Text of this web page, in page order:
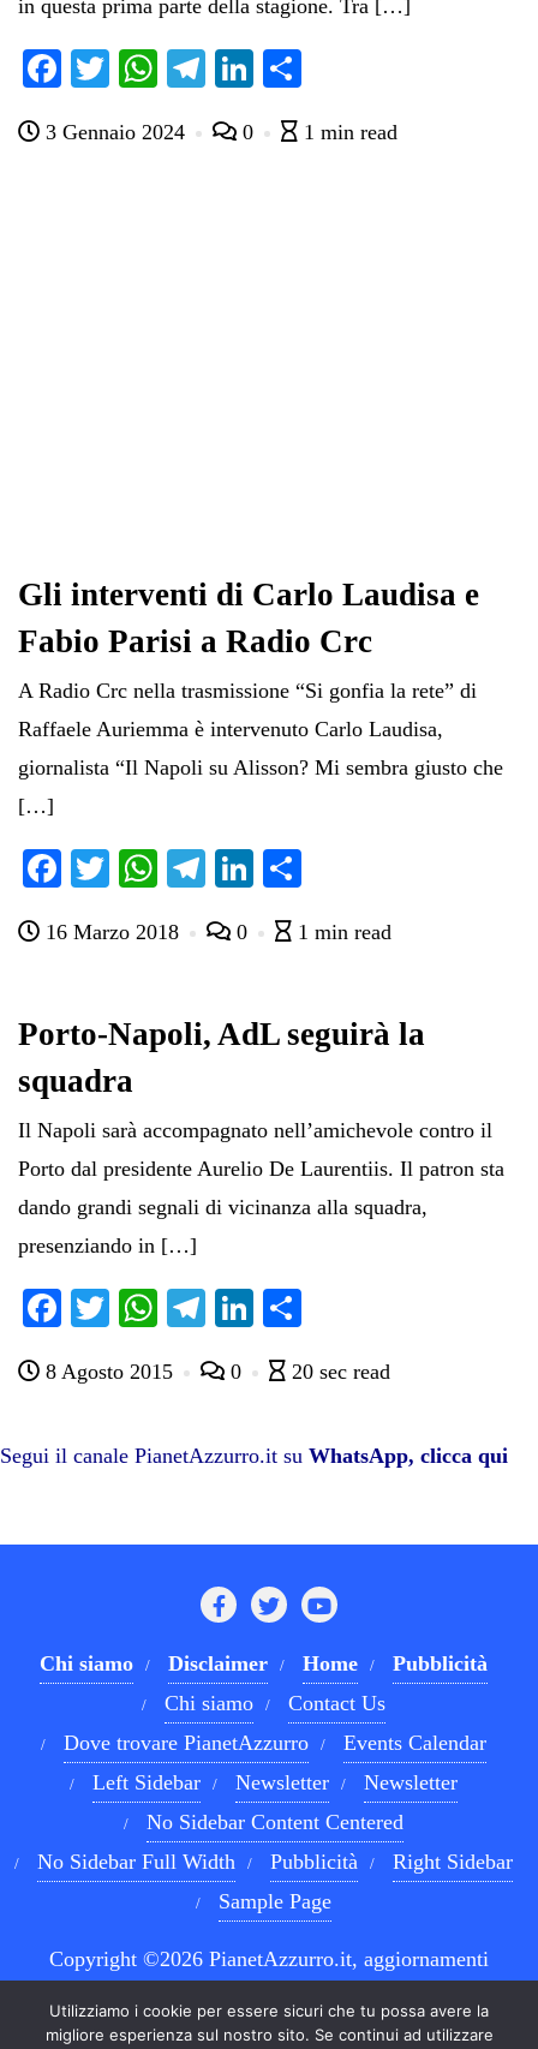
in questa prima parte della stagione. Tra […]
Fa
bo
T
tte
W
ts
Te
gr
Li
ed di
3 Gennaio 2024 0 1 min read
Gli interventi di Carlo Laudisa e
Fabio Parisi a Radio Crc
A Radio Crc nella trasmissione “Si gonfia la rete” di
Raffaele Auriemma è intervenuto Carlo Laudisa,
giornalista “Il Napoli su Alisson? Mi sembra giusto che
[…]
Fa
bo
T
tte
W
ts
pp
Te
gr
m
Li
ed di
di
16 Marzo 2018 0 1 min read
Porto-Napoli, AdL seguirà la
squadra
Il Napoli sarà accompagnato nell’amichevole contro il
Porto dal presidente Aurelio De Laurentiis. Il patron sta
dando grandi segnali di vicinanza alla squadra,
presenziando in […]
Fa
bo
T
tte
W
ts
pp
Te
gr
m
Li
ed di
di
8 Agosto 2015 0 20 sec read
Segui il canale PianetAzzurro.it su WhatsApp, clicca qui
Chi siamo Disclaimer Home
Pubblicità
Chi siamo
Contact Us
Dove trovare PianetAzzurro
Events Calendar
Left Sidebar
Newsletter
Newsletter
No Sidebar Content Centered
No Sidebar Full Width
Pubblicità
Right Sidebar
Sample Page
Copyright ©2026 PianetAzzurro.it, aggiornamenti
rights reserved.Powered byWordPress & Designed by
Utilizziamo i cookie per essere sicuri che tu possa avere la
migliore esperienza sul nostro sito. Se continui ad utilizzare